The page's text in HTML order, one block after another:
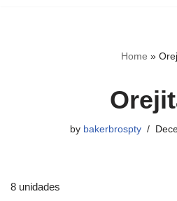
Home »
by bakerbrospty
8 unidades